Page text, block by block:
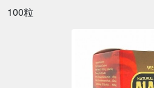
100粒